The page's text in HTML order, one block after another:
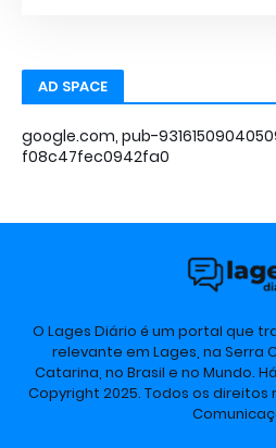
AD SPACE
google.com, pub-
f08c47fec0942fa0
O Lages Diário é um portal que
relevante em Lages, na Serra
Catarina, no Brasil e no Mundo.
Copyright 2025. Todos os direitos